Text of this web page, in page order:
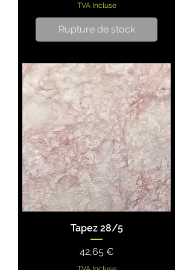
TVA Incluse
Rupture de stock
Tapez 28/5
Prix
42,65 €